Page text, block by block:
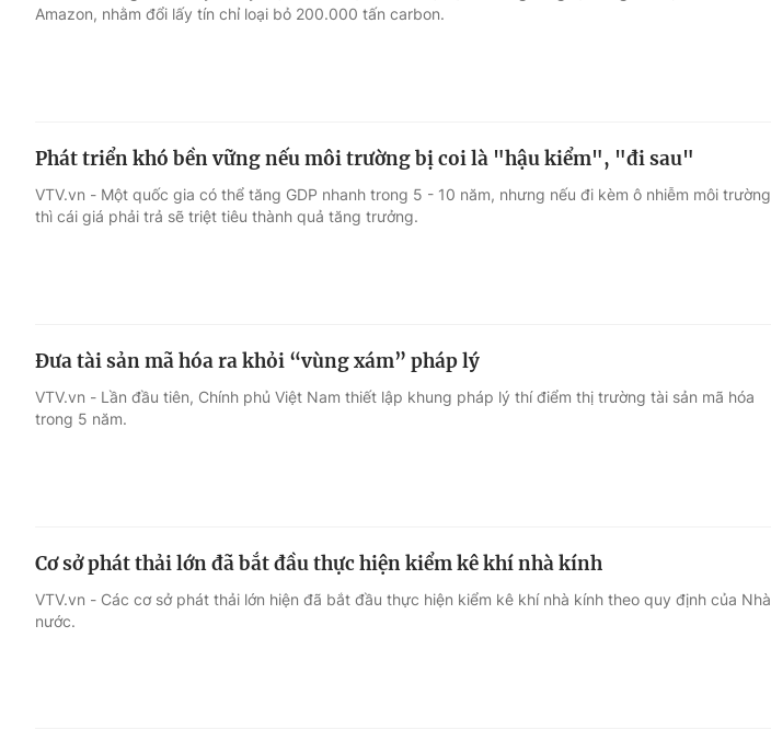
Amazon, nhằm đổi lấy tín chỉ loại bỏ 200.000 tấn carbon.
Phát triển khó bền vững nếu môi trường bị coi là "hậu kiểm", "đi sau"
VTV.vn - Một quốc gia có thể tăng GDP nhanh trong 5 - 10 năm, nhưng nếu đi kèm ô nhiễm môi trường
thì cái giá phải trả sẽ triệt tiêu thành quả tăng trưởng.
Đưa tài sản mã hóa ra khỏi “vùng xám” pháp lý
VTV.vn - Lần đầu tiên, Chính phủ Việt Nam thiết lập khung pháp lý thí điểm thị trường tài sản mã hóa
trong 5 năm.
Cơ sở phát thải lớn đã bắt đầu thực hiện kiểm kê khí nhà kính
VTV.vn - Các cơ sở phát thải lớn hiện đã bắt đầu thực hiện kiểm kê khí nhà kính theo quy định của Nhà
nước.